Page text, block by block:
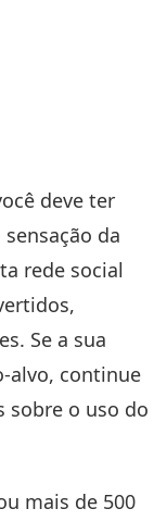
deve ter
da
rede social
Se a sua
alvo, continue
sobre o uso do
mais de 500